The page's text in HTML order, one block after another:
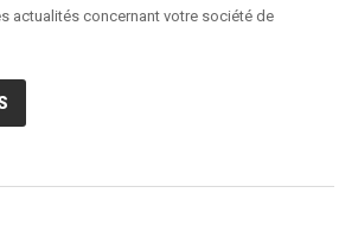
actualités concernant votre société de